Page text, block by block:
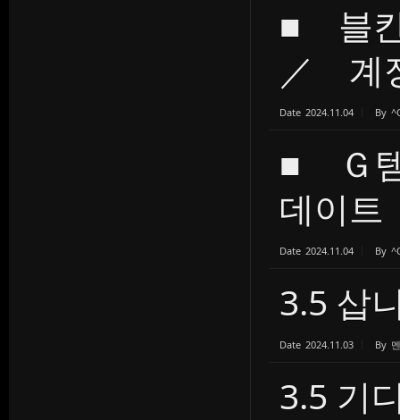
■ 블
／ 계
Date 2024.11.04 By
■ Ｇ
데이트
Date 2024.11.04 By
3.5 삽
Date 2024.11.03 By
3.5 기